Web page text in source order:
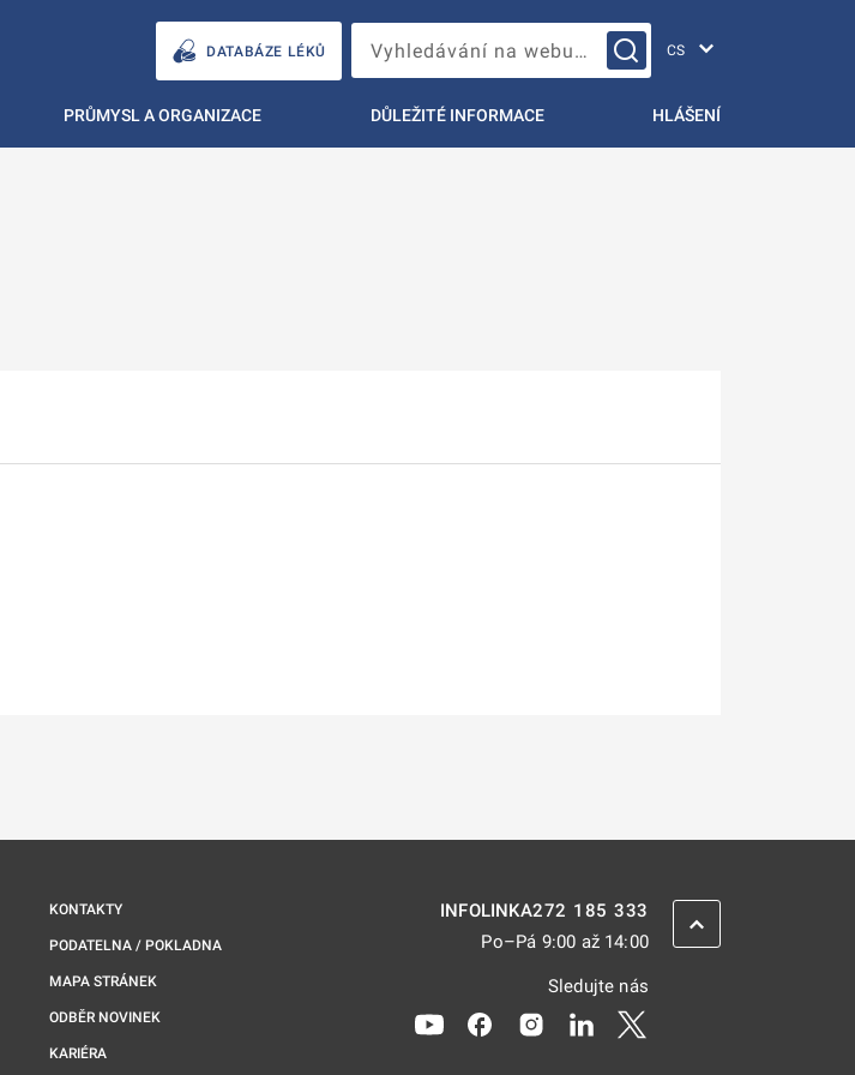
DATABÁZE LÉKŮ Vyhledávání na webu…
PRŮMYSL A ORGANIZACE DŮLEŽITÉ INFORMACE HLÁŠENÍ
KONTAKTY
PODATELNA / POKLADNA
MAPA STRÁNEK
ODBĚR NOVINEK
KARIÉRA
INFOLINKA272 185 333
Po–Pá 9:00 až 14:00
Sledujte nás
Odkaz se otevře na nové kartě
Odkaz se otevře na nové kartě
Odkaz se otevře na nové kartě
Odkaz se otevře na nové
ZPĚT NAHORU